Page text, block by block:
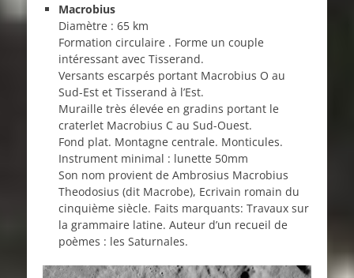
Macrobius
Diamètre : 65 km
Formation circulaire . Forme un couple
intéressant avec Tisserand.
Versants escarpés portant Macrobius O au
Sud-Est et Tisserand à l’Est.
Muraille très élevée en gradins portant le
craterlet Macrobius C au Sud-Ouest.
Fond plat. Montagne centrale. Monticules.
Instrument minimal : lunette 50mm
Son nom provient de Ambrosius Macrobius
Theodosius (dit Macrobe), Ecrivain romain du
cinquième siècle. Faits marquants: Travaux sur
la grammaire latine. Auteur d’un recueil de
poèmes : les Saturnales.